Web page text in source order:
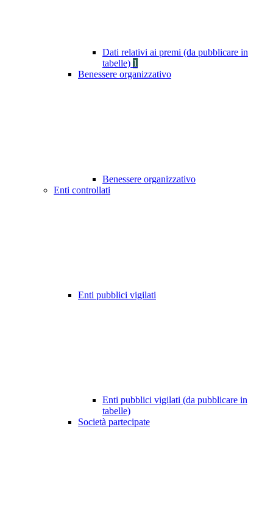
Dati relativi ai premi (da pubblicare in
tabelle) 1
Benessere organizzativo
Benessere organizzativo
Enti controllati
Enti pubblici vigilati
Enti pubblici vigilati (da pubblicare in
tabelle)
Società partecipate